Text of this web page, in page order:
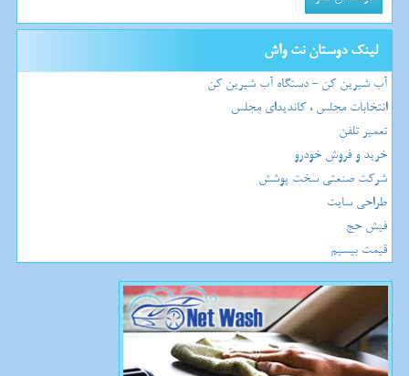
لینک دوستان نت واش
آب شیرین کن - دستگاه آب شیرین کن
انتخابات مجلس ، کاندیدای مجلس
تعمیر تلفن
خرید و فروش خودرو
شرکت صنعتی سخت پوشش
طراحی سایت
فیش حج
قیمت بیسیم